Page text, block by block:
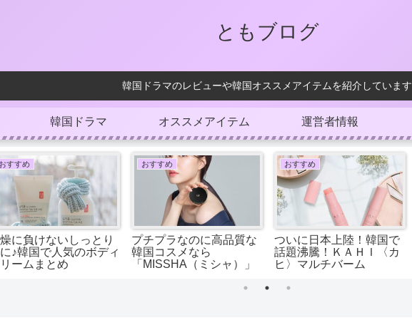
ともブログ
韓国ドラマのレビューや韓国オススメアイテムを紹介しています
韓国ドラマ オススメアイテム 運営者情報
おすすめ
に負けないしっとり
♪韓国で人気のボディ
ームまとめ
おすすめ
プチプラなのに高品質な
韓国コスメなら
「MISSHA（ミシャ）」
おすすめ
ついに日本上陸！韓国で
話題沸騰！ＫＡＨＩ〈カ
ヒ〉マルチバーム